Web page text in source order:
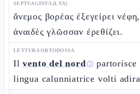
SEPTUAGINTA (LXX)
ἄνεμος βορέας ἐξεγείρει
ἀναιδὲς γλῶσσαν ἐρεθίζει.
LETTURA ORTODOSSA
Ilvento del nordⓘ
lingua calunniatrice volti